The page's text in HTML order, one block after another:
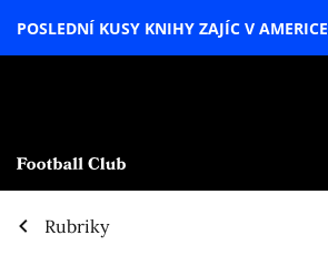
POSLEDNÍ KUSY KNIHY ZAJÍC V AMERICE
Rubriky